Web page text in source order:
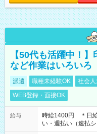
【50代も活躍中！
など作業はいろいろ
派遣 職種未経験OK 社会
WEB登録・面接OK
給与
時給1400円 ＊日
い・週払い（速払